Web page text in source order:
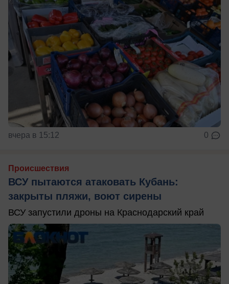
вчера в 15:12 0
Происшествия
ВСУ пытаются атаковать Кубань:
закрыты пляжи, воют сирены
ВСУ запустили дроны на Краснодарский край